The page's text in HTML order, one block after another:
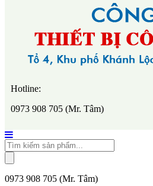
Hotline:
0973 908 705 (Mr. Tâm)
0973 908 705 (Mr. Tâm)